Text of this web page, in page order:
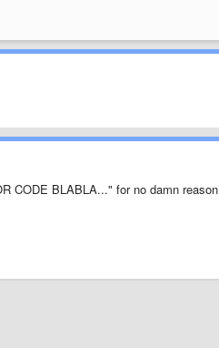
CODE BLABLA..." for no damn reason